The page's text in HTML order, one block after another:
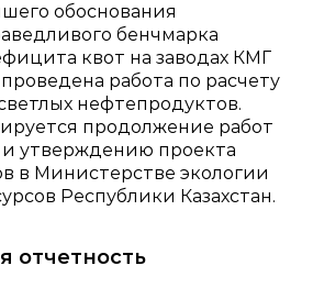
обоснования
бенчмарка
квот на заводах КМГ
работа по расчету
нефтепродуктов.
продолжение работ
и утверждению проекта
в Министерстве экологии
Республики Казахстан.
отчетность